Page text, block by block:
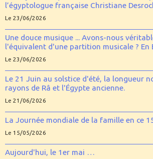
l’égyptologue française Christiane
Le 23/06/2026
Une douce musique ... Avons-nous
l'équivalent d'une partition musicale ? En
Le 23/06/2026
Le 21 Juin au solstice d'été, la longueur
rayons de Râ et l'Égypte ancienne.
Le 21/06/2026
La Journée mondiale de la famille en ce
Le 15/05/2026
Aujourd'hui, le 1er mai …